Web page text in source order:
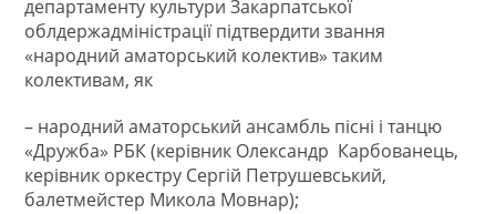
департаменту культури Закарпатської
облдержадміністрації підтвердити звання
«народний аматорський колектив» таким
колективам, як
– народний аматорський ансамбль пісні і танцю
«Дружба» РБК (керівник Олександр Карбованець,
керівник оркестру Сергій Петрушевський,
балетмейстер Микола Мовнар);